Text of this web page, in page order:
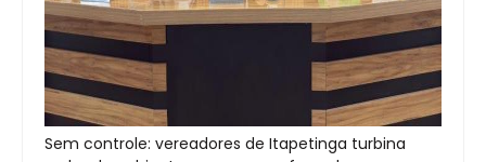
Sem controle: vereadores de Itapetinga turbina